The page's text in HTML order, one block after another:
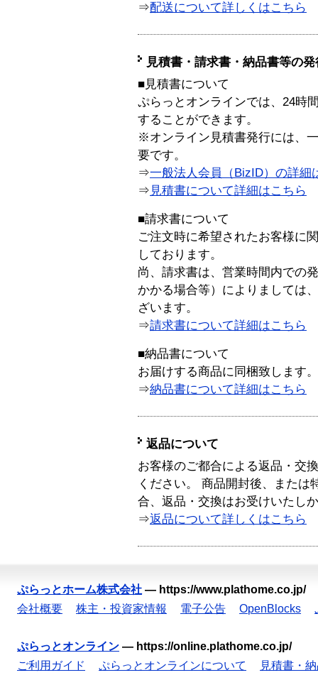
⇒配送について詳しくはこちら
見積書・請求書・納品書等の
■見積書について
ぷらっとオンラインでは、24時
することができます。
※オンライン見積書発行には、
要です。
⇒一般法人会員（BizID）の詳細
⇒ 見積書について詳細はこちら
■請求書について
ご注文時に希望されたお客様に
しております。
尚、請求書は、営業時間内での
かかる場合等）によりましては
ざいます。
⇒請求書について詳細はこちら
■納品書について
お届けする商品に同梱致します。
⇒納品書について詳細はこちら
返品について
お客様のご都合による返品・交
ください。 商品開封後、または
合、返品・交換はお受けいたし
⇒返品について詳しくはこちら
ぷらっとホーム株式会社 — https://www.plathome.co.jp/
会社概要
株主・投資家情報 電子公告 OpenBlocks
ぷらっとオンライン — https://online.plathome.co.jp/
ご利用ガイド
ぷらっとオンラインについて
見積書・